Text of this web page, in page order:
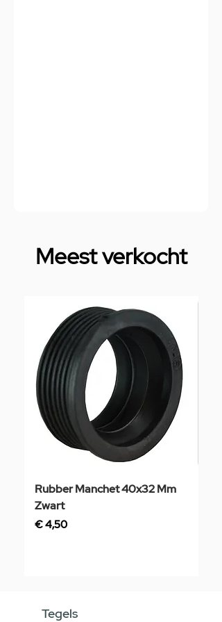
Meest verkocht
Rubber Manchet 40x32 Mm
Zwart
Prijs
€ 4,50
Tegels